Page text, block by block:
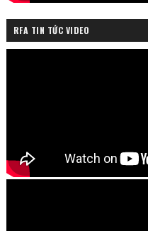
RFA TIN TỨC VIDEO